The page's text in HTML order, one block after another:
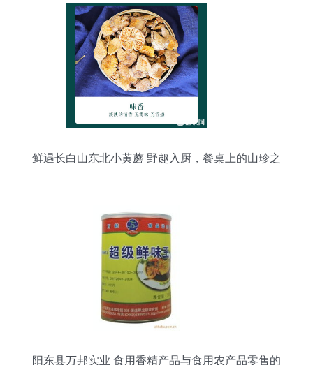
鲜遇长白山东北小黄蘑 野趣入厨，餐桌上的山珍之
阳东县万邦实业 食用香精产品与食用农产品零售的